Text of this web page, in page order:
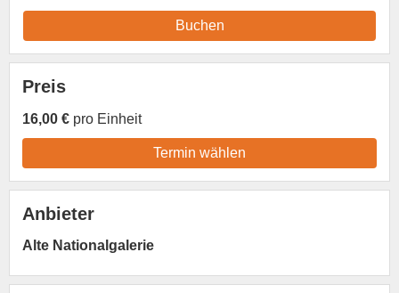
Buchen
Preis
16,00 € pro Einheit
Termin wählen
Anbieter
Alte Nationalgalerie